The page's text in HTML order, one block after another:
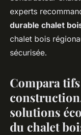
experts
durable chalet
chalet bois
sécurisée.
Compara
solutions
du chalet